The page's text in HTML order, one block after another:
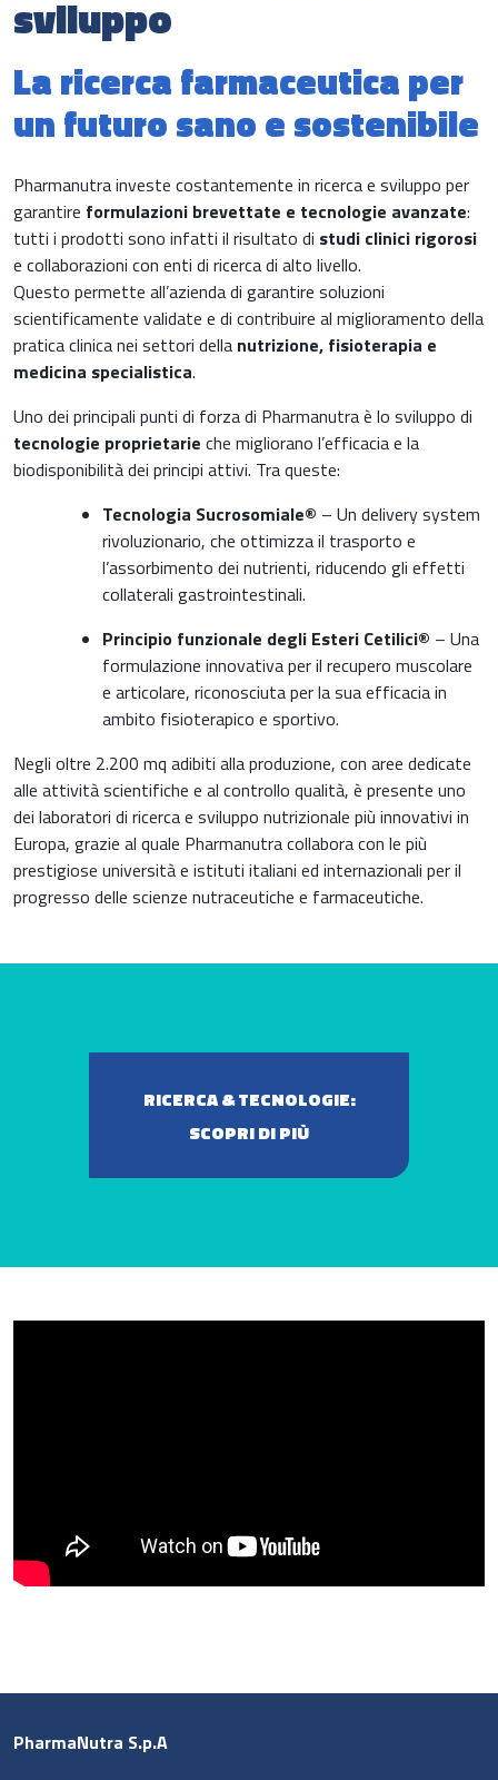
Gastroenterologia
Ginecologia e Ostetricia
Nefrologia
Oncologia
Medicina Interna, Geriatria e Reumatologia
Nutrizione e Metabolismo
Ortopedia e Traumatologia
Pediatria
Carenza di ferro
Infiammazioni
Materie prime
Minerali e vitamine
Muscoli e articolazioni
News & Eventi
Nutrizione sportiva
Prodotti oftalmici
Riposo notturno
sviluppo
La ricerca farmaceutica per
un futuro sano e sostenibile
Pharmanutra investe costantemente in ricerca e sviluppo per
garantire formulazioni brevettate e tecnologie avanzate:
tutti i prodotti sono infatti il risultato di studi clinici rigorosi
e collaborazioni con enti di ricerca di alto livello.
Questo permette all’azienda di garantire soluzioni
scientificamente validate e di contribuire al miglioramento della
pratica clinica nei settori della nutrizione, fisioterapia e
medicina specialistica.
Uno dei principali punti di forza di Pharmanutra è lo sviluppo di
tecnologie proprietarie che migliorano l’efficacia e la
biodisponibilità dei principi attivi. Tra queste:
Tecnologia Sucrosomiale® – Un delivery system
rivoluzionario, che ottimizza il trasporto e
l’assorbimento dei nutrienti, riducendo gli effetti
collaterali gastrointestinali.
Principio funzionale degli Esteri Cetilici® – Una
formulazione innovativa per il recupero muscolare
e articolare, riconosciuta per la sua efficacia in
ambito fisioterapico e sportivo.
Negli oltre 2.200 mq adibiti alla produzione, con aree dedicate
alle attività scientifiche e al controllo qualità, è presente uno
dei laboratori di ricerca e sviluppo nutrizionale più innovativi in
Europa, grazie al quale Pharmanutra collabora con le più
prestigiose università e istituti italiani ed internazionali per il
progresso delle scienze nutraceutiche e farmaceutiche.
RICERCA & TECNOLOGIE:
SCOPRI DI PIÙ
PharmaNutra S.p.A